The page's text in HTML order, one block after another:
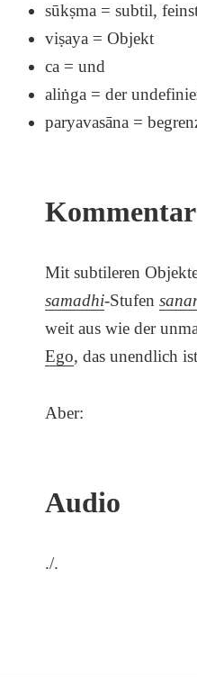
sūkṣma = subtil,
viṣaya = Objekt
ca = und
aliṅga = der
paryavasāna =
Kommentar
Mit subtileren
samadhi-Stufen
weit aus wie der
Ego, das unendlich
Aber:
Audio
./.